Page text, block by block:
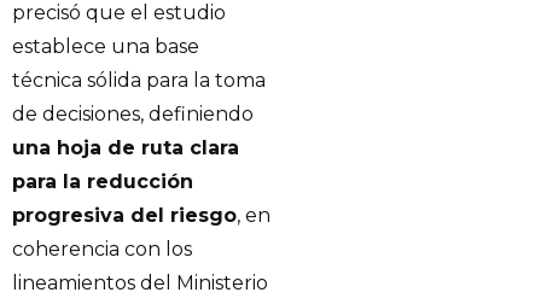
precisó que el estudio
establece una base
técnica sólida para la toma
de decisiones, definiendo
una hoja de ruta clara
para la reducción
progresiva del riesgo, en
coherencia con los
lineamientos del Ministerio